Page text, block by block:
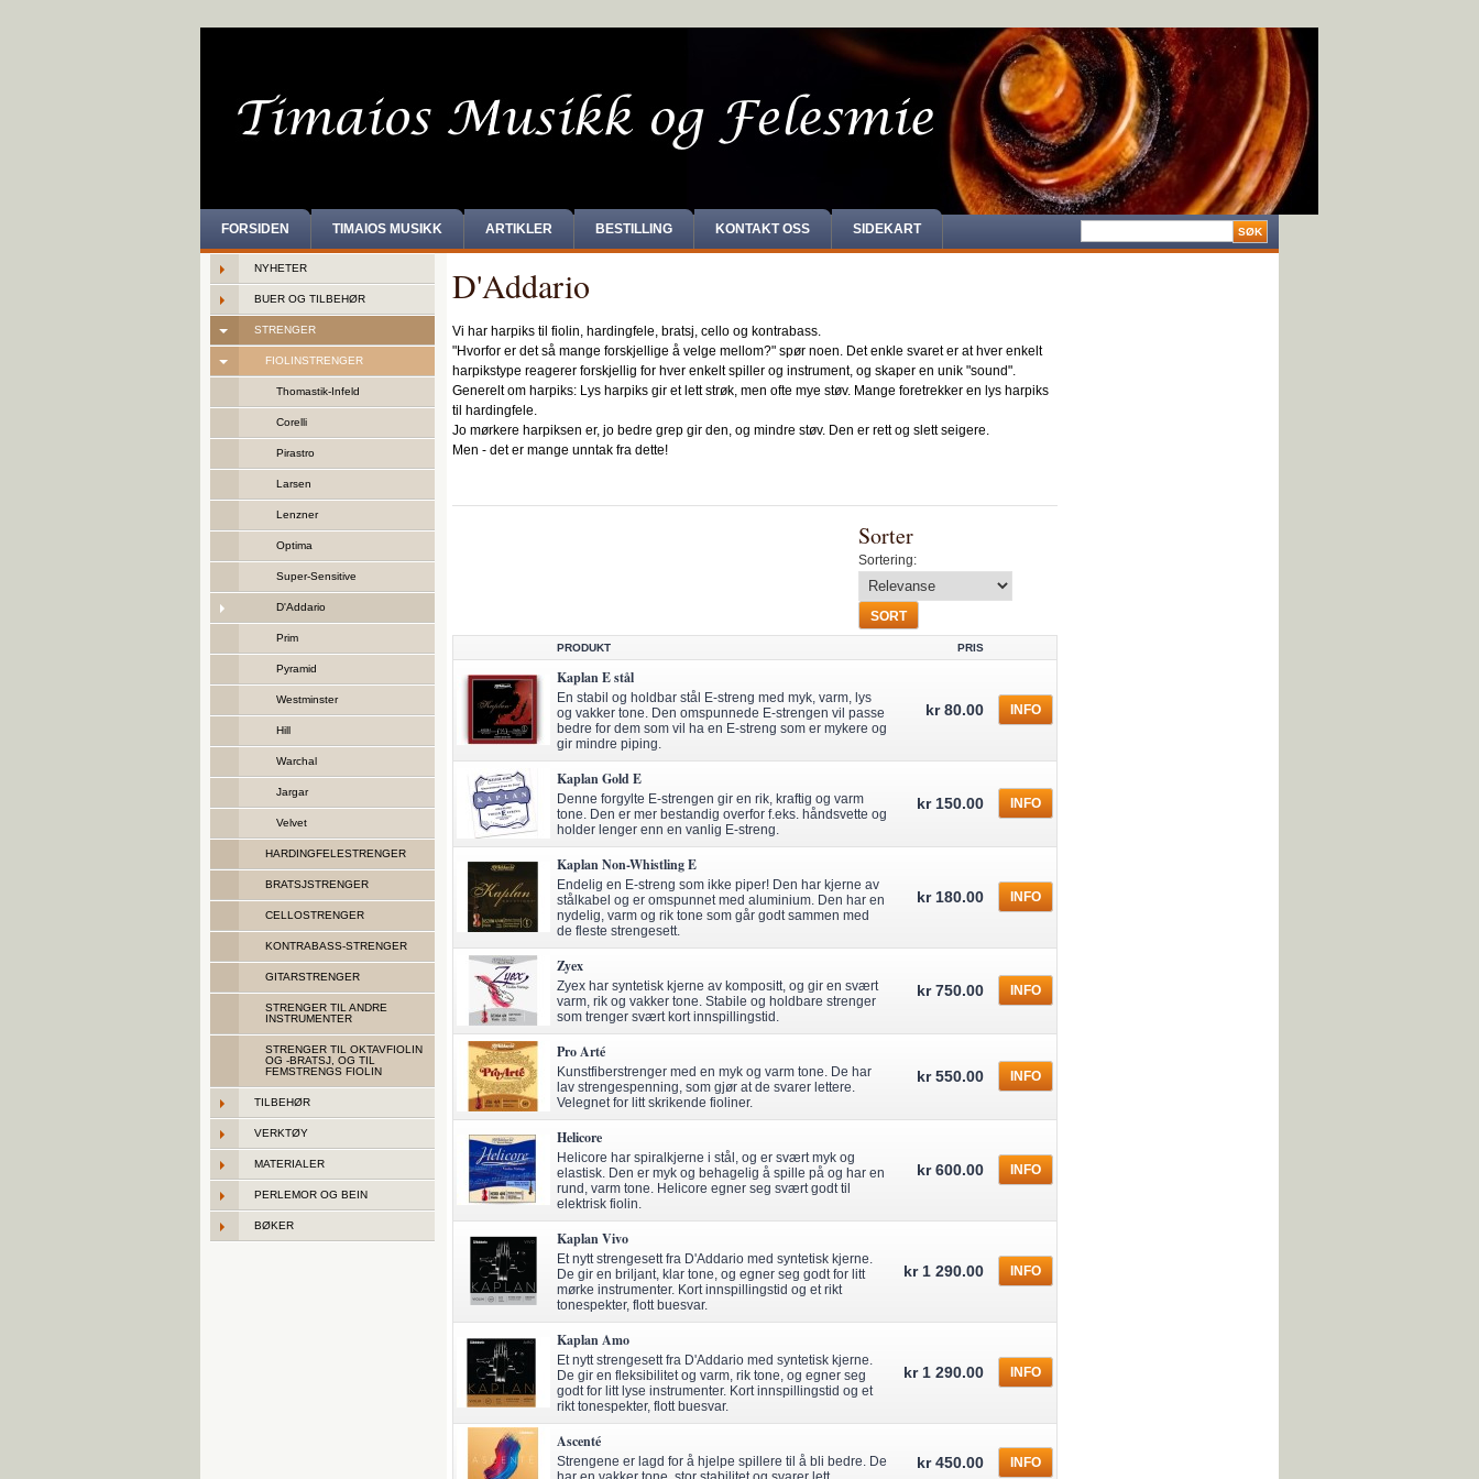
FORSIDEN TIMAIOS MUSIKK ARTIKLER BESTILLING KONTAKT OSS SIDEKART
NYHETER
BUER OG TILBEHØR
STRENGER
FIOLINSTRENGER
Thomastik-Infeld
Corelli
Pirastro
Larsen
Lenzner
Optima
Super-Sensitive
D'Addario
Prim
Pyramid
Westminster
Hill
Warchal
Jargar
Velvet
HARDINGFELESTRENGER
BRATSJSTRENGER
CELLOSTRENGER
KONTRABASS-STRENGER
GITARSTRENGER
STRENGER TIL ANDRE
INSTRUMENTER
STRENGER TIL OKTAVFIOLIN
OG -BRATSJ, OG TIL
FEMSTRENGS FIOLIN
TILBEHØR
VERKTØY
MATERIALER
PERLEMOR OG BEIN
BØKER
D'Addario
Vi har harpiks til fiolin, hardingfele, bratsj, cello og kontrabass.
"Hvorfor er det så mange forskjellige å velge mellom?" spør noen. Det enkle svaret er at hver enkelt
harpikstype reagerer forskjellig for hver enkelt spiller og instrument, og skaper en unik "sound".
Generelt om harpiks: Lys harpiks gir et lett strøk, men ofte mye støv. Mange foretrekker en lys harpiks
til hardingfele.
Jo mørkere harpiksen er, jo bedre grep gir den, og mindre støv. Den er rett og slett seigere.
Men - det er mange unntak fra dette!
Sorter
Sortering:
PRODUKT PRIS
Kaplan E stål
En stabil og holdbar stål E-streng med myk, varm, lys
og vakker tone. Den omspunnede E-strengen vil passe
bedre for dem som vil ha en E-streng som er mykere og
gir mindre piping.
kr 80.00 INFO
Kaplan Gold E
Denne forgylte E-strengen gir en rik, kraftig og varm
tone. Den er mer bestandig overfor f.eks. håndsvette og
holder lenger enn en vanlig E-streng.
kr 150.00 INFO
Kaplan Non-Whistling E
Endelig en E-streng som ikke piper! Den har kjerne av
stålkabel og er omspunnet med aluminium. Den har en
nydelig, varm og rik tone som går godt sammen med
de fleste strengesett.
kr 180.00 INFO
Zyex
Zyex har syntetisk kjerne av kompositt, og gir en svært
varm, rik og vakker tone. Stabile og holdbare strenger
som trenger svært kort innspillingstid.
kr 750.00 INFO
Pro Arté
Kunstfiberstrenger med en myk og varm tone. De har
lav strengespenning, som gjør at de svarer lettere.
Velegnet for litt skrikende fioliner.
kr 550.00 INFO
Helicore
Helicore har spiralkjerne i stål, og er svært myk og
elastisk. Den er myk og behagelig å spille på og har en
rund, varm tone. Helicore egner seg svært godt til
elektrisk fiolin.
kr 600.00 INFO
Kaplan Vivo
Et nytt strengesett fra D'Addario med syntetisk kjerne.
De gir en briljant, klar tone, og egner seg godt for litt
mørke instrumenter. Kort innspillingstid og et rikt
tonespekter, flott buesvar.
kr 1 290.00 INFO
Kaplan Amo
Et nytt strengesett fra D'Addario med syntetisk kjerne.
De gir en fleksibilitet og varm, rik tone, og egner seg
godt for litt lyse instrumenter. Kort innspillingstid og et
rikt tonespekter, flott buesvar.
kr 1 290.00 INFO
Ascenté
Strengene er lagd for å hjelpe spillere til å bli bedre. De
kr 450.00 INFO